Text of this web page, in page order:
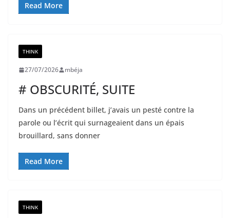
Read More
THINK
27/07/2026 mbéja
# OBSCURITÉ, SUITE
Dans un précédent billet, j’avais un pesté contre la
parole ou l’écrit qui surnageaient dans un épais
brouillard, sans donner
Read More
THINK